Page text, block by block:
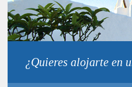
¿Quieres alojarte en